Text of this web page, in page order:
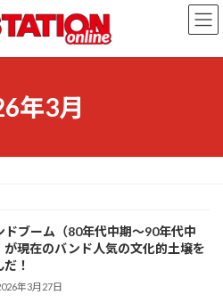
年3月
ドブーム（80年代中期～90年代中
が現在のバンド人気の文化的土壌を
！
年3月27日